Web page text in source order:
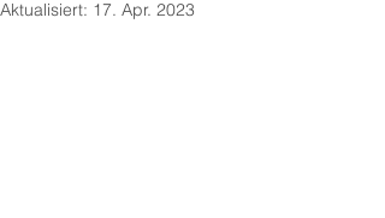
Aktualisiert: 17. Apr. 2023